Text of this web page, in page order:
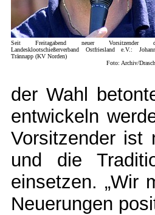
Seit Freitagabend neuer Vorsitzender
Landesklootschießerverband Ostfriesland e.V.:
Trännapp (KV Norden)
Foto: Archiv/
der Wahl
entwickeln
Vorsitzender ist
und die
einsetzen. „Wir
Neuerungen